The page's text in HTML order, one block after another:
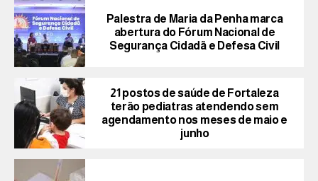
Palestra de Maria da Penha marca
abertura do Fórum Nacional de
Segurança Cidadã e Defesa Civil
21 postos de saúde de Fortaleza
terão pediatras atendendo sem
agendamento nos meses de maio e
junho